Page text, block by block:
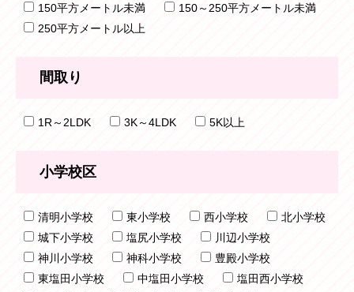
150平方メートル未満
150～250平方メートル未満
250平方メートル以上
間取り
1R～2LDK 3K～4LDK 5K以上
小学校区
清明小学校 東小学校 西小学校
北小学校
城下小学校
塩尻小学校
川辺小学校
神川小学校
神科小学校
豊殿小学校
東塩田小学校
中塩田小学校
塩田西小学校